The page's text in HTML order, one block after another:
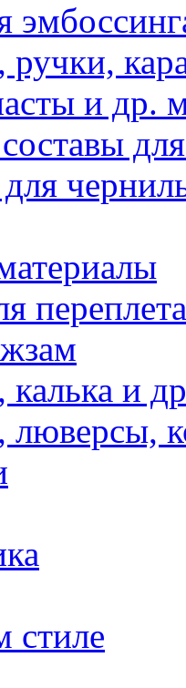
и др.
для
переплета
калька и
стиле